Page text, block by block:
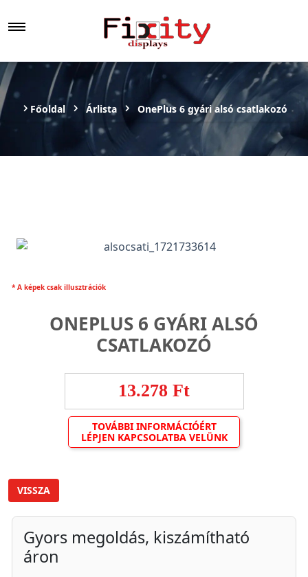
Főoldal Árlista OnePlus 6 gyári alsó csatlakozó
* A képek csak illusztrációk
ONEPLUS 6 GYÁRI ALSÓ
CSATLAKOZÓ
13.278 Ft
TOVÁBBI INFORMÁCIÓÉRT
LÉPJEN KAPCSOLATBA VELÜNK
VISSZA
Gyors megoldás, kiszámítható
áron